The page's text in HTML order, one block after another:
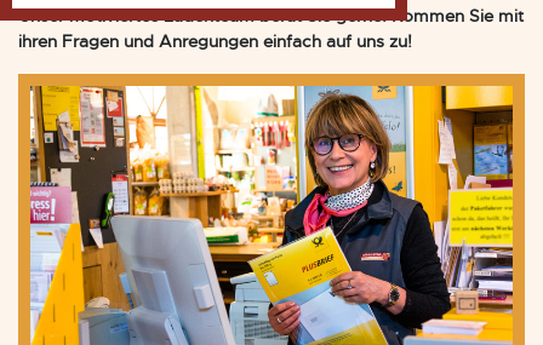
Unser motiviertes Ladenteam berät Sie gerne! Kommen Sie mit
ihren Fragen und Anregungen einfach auf uns zu!